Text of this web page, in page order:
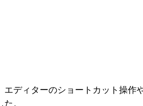
ディターのショートカット操作
。